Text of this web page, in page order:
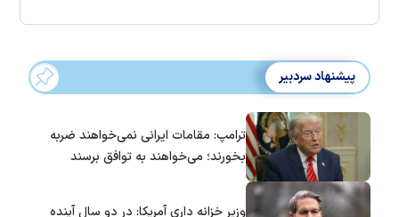
پیشنهاد سردبیر
ترامپ: مقامات ایرانی نمی‌خواهند ضربه
بخورند؛ می‌خواهند به توافق برسند
وزیر خزانه داری آمریکا: در دو سال آینده